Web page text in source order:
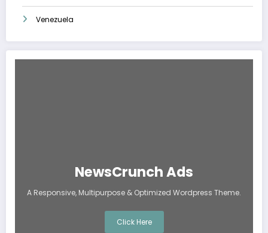
Venezuela
NewsCrunch Ads
A Responsive, Multipurpose & Optimized Wordpress Theme.
Click Here